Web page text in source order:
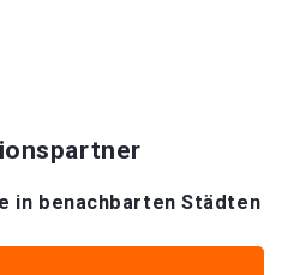
in benachbarten Städten